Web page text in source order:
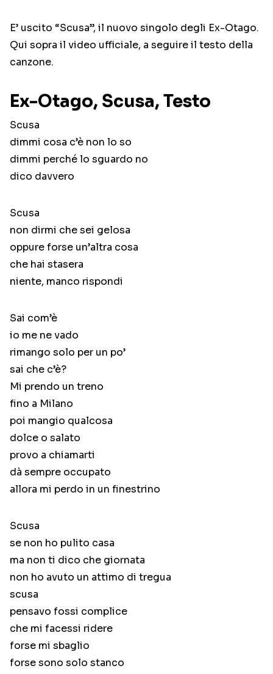
E’ uscito “Scusa”, il nuovo singolo degli Ex-Otago.
Qui sopra il video ufficiale, a seguire il testo della
canzone.
Ex-Otago, Scusa, Testo
Scusa
dimmi cosa c’è non lo so
dimmi perché lo sguardo no
dico davvero
Scusa
non dirmi che sei gelosa
oppure forse un’altra cosa
che hai stasera
niente, manco rispondi
Sai com’è
io me ne vado
rimango solo per un po’
sai che c’è?
Mi prendo un treno
fino a Milano
poi mangio qualcosa
dolce o salato
provo a chiamarti
dà sempre occupato
allora mi perdo in un finestrino
Scusa
se non ho pulito casa
ma non ti dico che giornata
non ho avuto un attimo di tregua
scusa
pensavo fossi complice
che mi facessi ridere
forse mi sbaglio
forse sono solo stanco